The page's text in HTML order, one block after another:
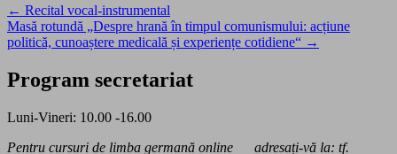
Navigare
în
← Recital vocal-instrumental
Masă rotundă „Despre hrană în timpul comunismului: acțiune
politică, cunoaștere medicală și experiențe cotidiene“ →
Program secretariat
Luni-Vineri: 10.00 -16.00
Pentru cursuri de limba germană online adresați-vă la: tf.